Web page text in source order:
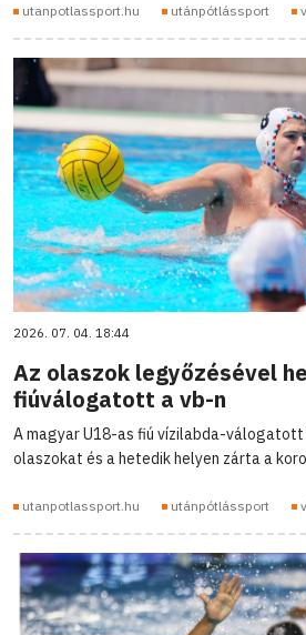
utanpotlassport.hu utánpótlássport
2026. 07. 04. 18:44
Az olaszok legyőzésével
fiúválogatott a vb-n
A magyar U18-as fiú vízilabda-
olaszokat és a hetedik helyen zárta a
utanpotlassport.hu utánpótlássport